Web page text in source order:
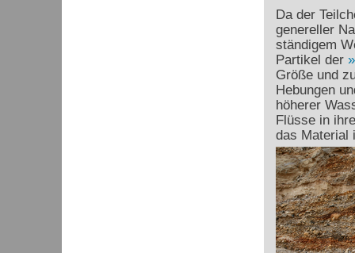
Da der
genereller
ständigem
Partikel der
Größe und
Hebungen
höherer
Flüsse in
das Material